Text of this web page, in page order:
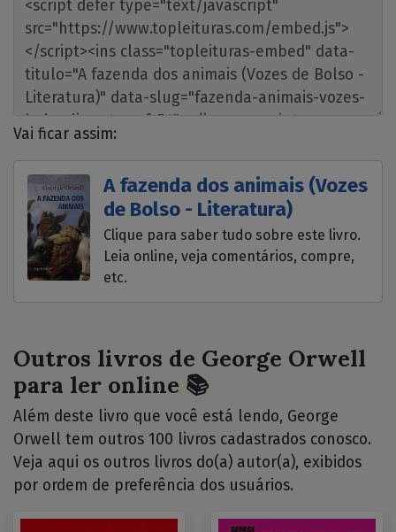
Vai ficar assim:
A fazenda dos animais (Vozes
de Bolso - Literatura)
Clique para saber tudo sobre este livro.
Leia online, veja comentários, compre,
etc.
Outros livros de George Orwell
para ler online 📚
Além deste livro que você está lendo, George
Orwell tem outros 100 livros cadastrados conosco.
Veja aqui os outros livros do(a) autor(a), exibidos
por ordem de preferência dos usuários.